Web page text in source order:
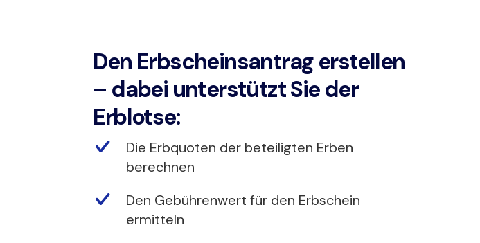
Den Erbscheinsantrag erstellen
– dabei unterstützt Sie der
Erblotse:
Die Erbquoten der beteiligten Erben
berechnen
Den Gebührenwert für den Erbschein
ermitteln